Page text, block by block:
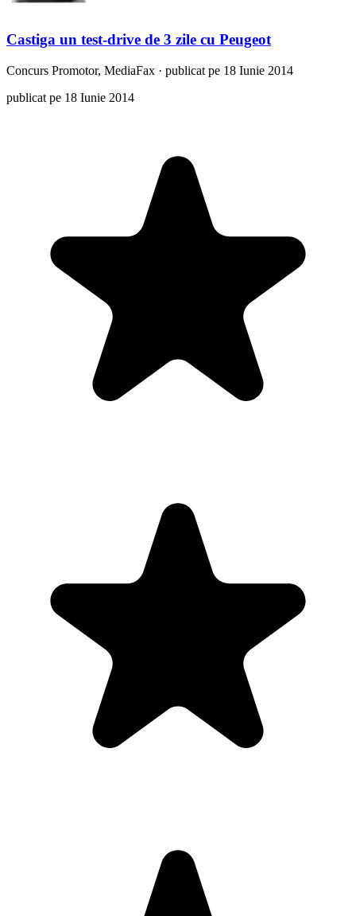
Castiga un test-drive de 3 zile cu Peugeot
Concurs Promotor, MediaFax · publicat pe 18 Iunie 2014
publicat pe 18 Iunie 2014